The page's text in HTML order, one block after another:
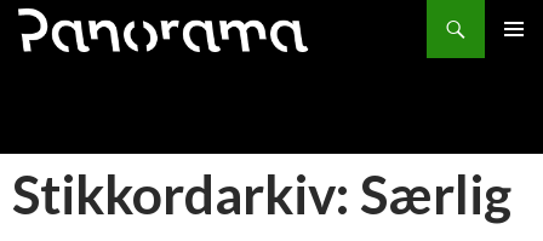
Søk
HOPP
Stikkordarkiv: Særlig